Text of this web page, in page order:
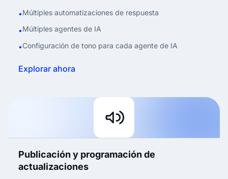
•Múltiples automatizaciones de respuesta
•Múltiples agentes de IA
•Configuración de tono para cada agente de IA
Explorar ahora
Publicación y programación de
actualizaciones